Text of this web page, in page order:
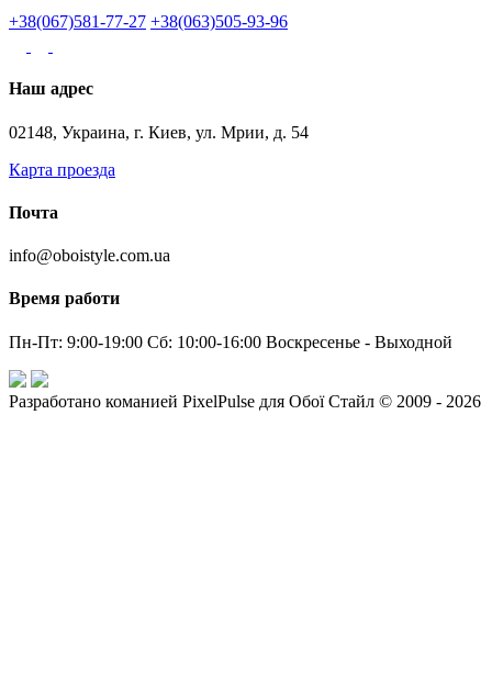
+38(067)581-77-27 +38(063)505-93-96
Наш адрес
02148, Украина, г. Киев, ул. Мрии, д. 54
Карта проезда
Почта
info@oboistyle.com.ua
Время работи
Пн-Пт: 9:00-19:00 Сб: 10:00-16:00 Воскресенье - Выходной
Разработано команией PixelPulse для Обої Стайл © 2009 - 2026